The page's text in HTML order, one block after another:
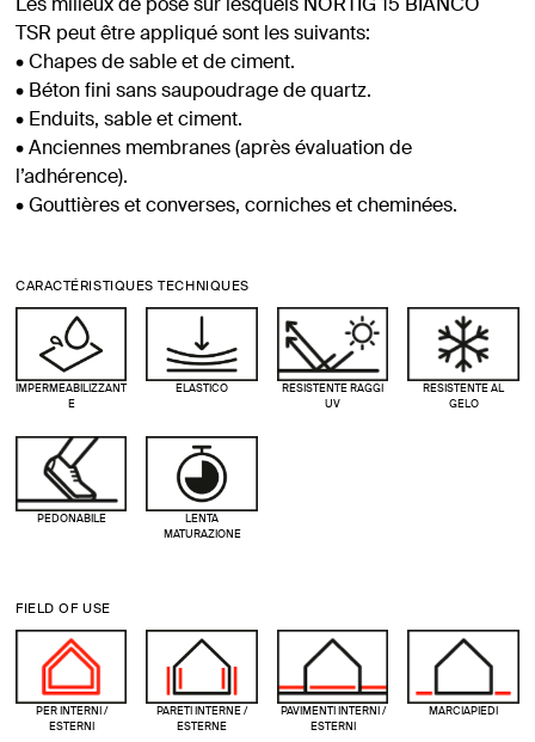
TSR peut être appliqué sont les suivants:
• Chapes de sable et de ciment.
• Béton fini sans saupoudrage de quartz.
• Enduits, sable et ciment.
• Anciennes membranes (après évaluation de
l’adhérence).
• Gouttières et converses, corniches et cheminées.
CARACTÉRISTIQUES TECHNIQUES
IMPERMEABILIZZANT
E
ELASTICO
RESISTENTE RAGGI
UV
RESISTENTE AL
GELO
PEDONABILE
LENTA
MATURAZIONE
FIELD OF USE
PER INTERNI /
ESTERNI
PARETI INTERNE /
ESTERNE
PAVIMENTI INTERNI /
ESTERNI
MARCIAPIEDI